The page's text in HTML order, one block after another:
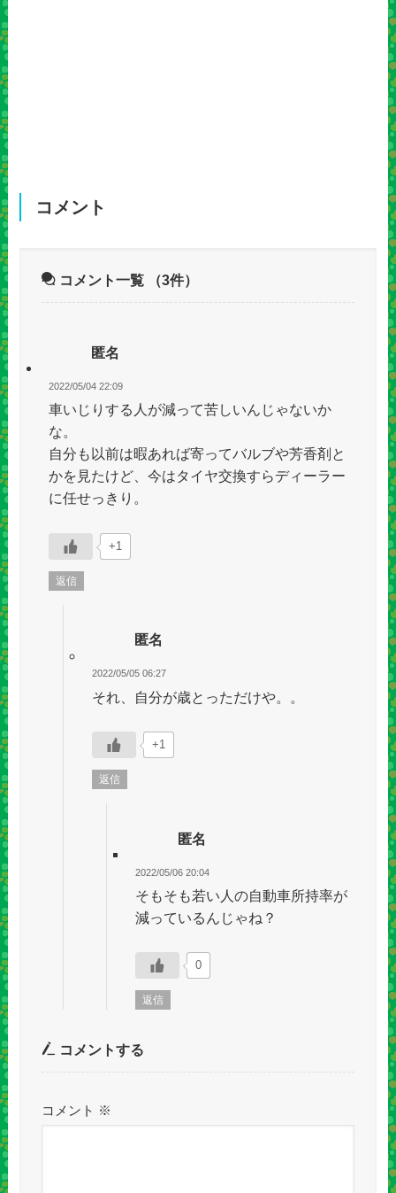
コメント
コメント一覧 （3件）
匿名
2022/05/04 22:09
車いじりする人が減って苦しいんじゃないか
な。
自分も以前は暇あれば寄ってバルブや芳香剤と
かを見たけど、今はタイヤ交換すらディーラー
に任せっきり。
+1
返信
匿名
2022/05/05 06:27
それ、自分が歳とっただけや。。
+1
返信
匿名
2022/05/06 20:04
そもそも若い人の自動車所持率が
減っているんじゃね？
0
返信
コメントする
コメント ※